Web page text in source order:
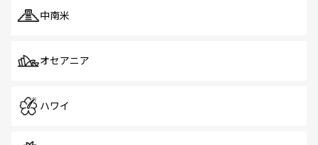
中南米
オセアニア
ハワイ